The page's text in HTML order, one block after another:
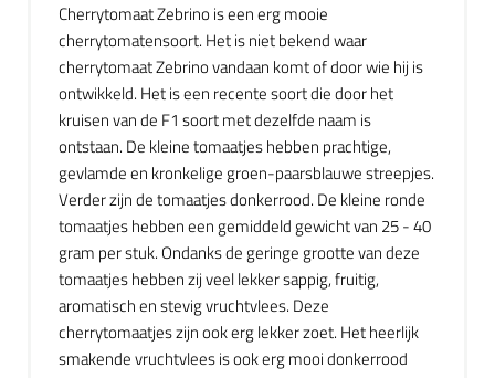
Cherrytomaat Zebrino is een erg mooie
cherrytomatensoort. Het is niet bekend waar
cherrytomaat Zebrino vandaan komt of door wie hij is
ontwikkeld. Het is een recente soort die door het
kruisen van de F1 soort met dezelfde naam is
ontstaan. De kleine tomaatjes hebben prachtige,
gevlamde en kronkelige groen-paarsblauwe streepjes.
Verder zijn de tomaatjes donkerrood. De kleine ronde
tomaatjes hebben een gemiddeld gewicht van 25 - 40
gram per stuk. Ondanks de geringe grootte van deze
tomaatjes hebben zij veel lekker sappig, fruitig,
aromatisch en stevig vruchtvlees. Deze
cherrytomaatjes zijn ook erg lekker zoet. Het heerlijk
smakende vruchtvlees is ook erg mooi donkerrood